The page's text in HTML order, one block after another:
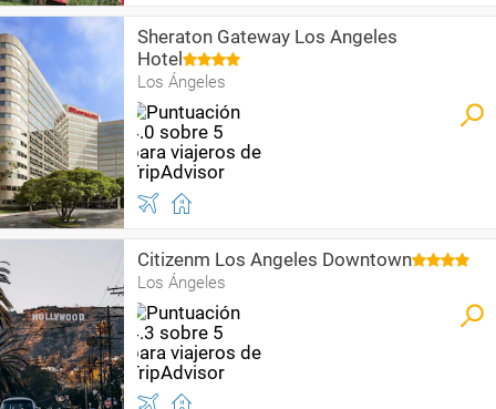
Sheraton Gateway Los Angeles
Hotel
Los Ángeles
Citizenm Los Angeles Downtown
Los Ángeles